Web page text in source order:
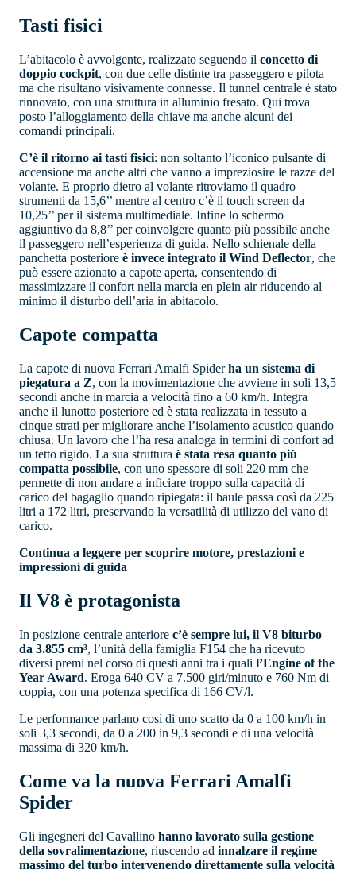
Tasti fisici
L’abitacolo è avvolgente, realizzato seguendo il concetto di
doppio cockpit, con due celle distinte tra passeggero e pilota
ma che risultano visivamente connesse. Il tunnel centrale è stato
rinnovato, con una struttura in alluminio fresato. Qui trova
posto l’alloggiamento della chiave ma anche alcuni dei
comandi principali.
C’è il ritorno ai tasti fisici: non soltanto l’iconico pulsante di
accensione ma anche altri che vanno a impreziosire le razze del
volante. E proprio dietro al volante ritroviamo il quadro
strumenti da 15,6’’ mentre al centro c’è il touch screen da
10,25’’ per il sistema multimediale. Infine lo schermo
aggiuntivo da 8,8’’ per coinvolgere quanto più possibile anche
il passeggero nell’esperienza di guida. Nello schienale della
panchetta posteriore è invece integrato il Wind Deflector, che
può essere azionato a capote aperta, consentendo di
massimizzare il confort nella marcia en plein air riducendo al
minimo il disturbo dell’aria in abitacolo.
Capote compatta
La capote di nuova Ferrari Amalfi Spiderha un sistema di
piegatura a Z, con la movimentazione che avviene in soli 13,5
secondi anche in marcia a velocità fino a 60 km/h. Integra
anche il lunotto posteriore ed è stata realizzata in tessuto a
cinque strati per migliorare anche l’isolamento acustico quando
chiusa. Un lavoro che l’ha resa analoga in termini di confort ad
un tetto rigido. La sua struttura è stata resa quanto più
compatta possibile, con uno spessore di soli 220 mm che
permette di non andare a inficiare troppo sulla capacità di
carico del bagaglio quando ripiegata: il baule passa così da 225
litri a 172 litri, preservando la versatilità di utilizzo del vano di
carico.
Continua a leggere per scoprire motore, prestazioni e
impressioni di guida
Il V8 è protagonista
In posizione centrale anteriore c’è sempre lui, il V8 biturbo
da 3.855 cm³, l’unità della famiglia F154 che ha ricevuto
diversi premi nel corso di questi anni tra i quali l’Engine of the
Year Award. Eroga 640 CV a 7.500 giri/minuto e 760 Nm di
coppia, con una potenza specifica di 166 CV/l.
Le performance parlano così di uno scatto da 0 a 100 km/h in
soli 3,3 secondi, da 0 a 200 in 9,3 secondi e di una velocità
massima di 320 km/h.
Come va la nuova Ferrari Amalfi
Spider
Gli ingegneri del Cavallino hanno lavorato sulla gestione
della sovralimentazione, riuscendo ad innalzare il regime
massimo del turbo intervenendo direttamente sulla velocità